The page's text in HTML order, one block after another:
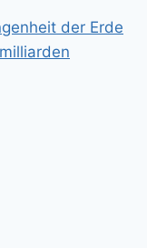
der Erde